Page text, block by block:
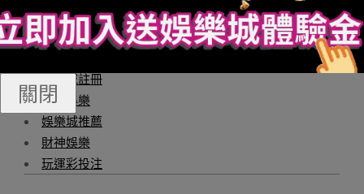
玩運彩娛樂城
Q8娛樂城
娛樂城註冊
通博娛樂
娛樂城推薦
財神娛樂
玩運彩投注
關閉